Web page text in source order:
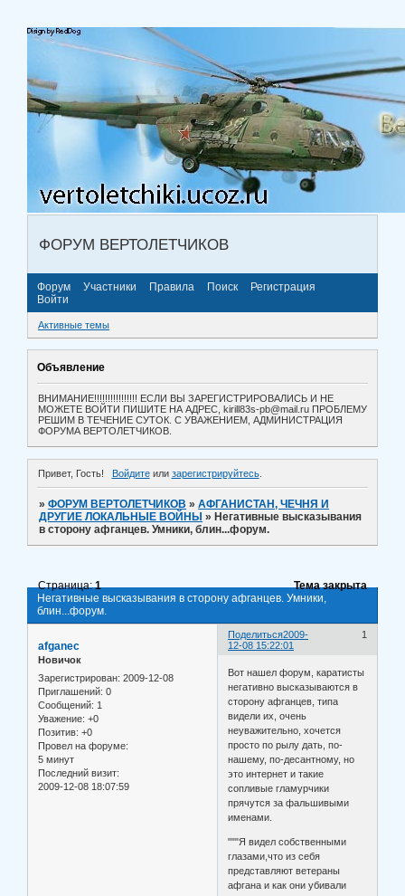
ФОРУМ ВЕРТОЛЕТЧИКОВ
Форум Участники Правила Поиск
Регистрация
Войти
Активные темы
Объявление
ВНИМАНИЕ!!!!!!!!!!!!!!!! ЕСЛИ ВЫ ЗАРЕГИСТРИРОВАЛИСЬ И НЕ
МОЖЕТЕ ВОЙТИ ПИШИТЕ НА АДРЕС, kirill83s-pb@mail.ru ПРОБЛЕМУ
РЕШИМ В ТЕЧЕНИЕ СУТОК. С УВАЖЕНИЕМ, АДМИНИСТРАЦИЯ
ФОРУМА ВЕРТОЛЕТЧИКОВ.
Привет, Гость! Войдитеили зарегистрируйтесь.
»ФОРУМ ВЕРТОЛЕТЧИКОВ »АФГАНИСТАН, ЧЕЧНЯ И
ДРУГИЕ ЛОКАЛЬНЫЕ ВОЙНЫ » Негативные высказывания
в сторону афганцев. Умники, блин...форум.
Негативные высказывания в сторону афганцев. Умники,
блин...форум.
Страница:1 Тема закрыта
Поделиться 1
2009-
12-08 15:22:01
afganec
Новичок
Зарегистрирован: 2009-12-08
Приглашений: 0
Сообщений: 1
Уважение: +0
Позитив: +0
Провел на форуме:
5 минут
Последний визит:
2009-12-08 18:07:59
Вот нашел форум, каратисты
негативно высказываются в
сторону афганцев, типа
видели их, очень
неуважительно, хочется
просто по рылу дать, по-
нашему, по-десантному, но
это интернет и такие
сопливые гламурчики
прячутся за фальшивыми
именами.
"""Я видел собственными
глазами,что из себя
представляют ветераны
афгана и как они убивали